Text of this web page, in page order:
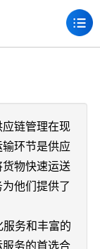
链管理在现
环节是供应
物快速运送
他们提供了
务和丰富的
务的首选合